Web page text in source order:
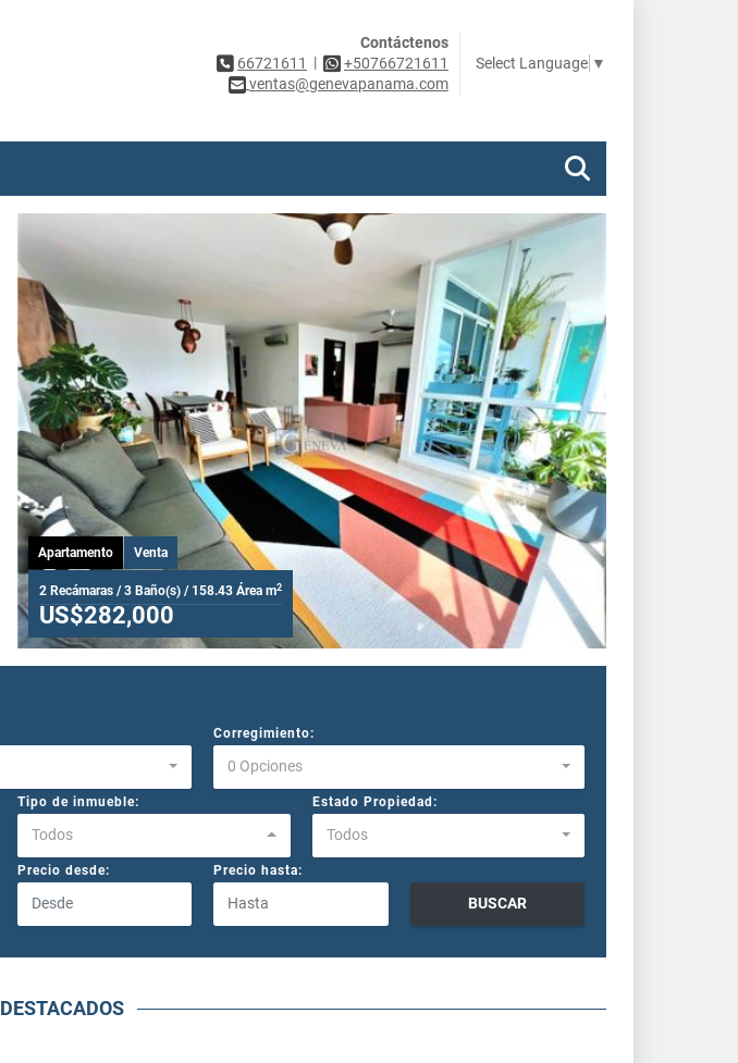
Contáctenos
66721611
|
+50766721611
ventas@genevapanama.com
Select Language ▼
Apartamento Venta
2 Recámaras / 3 Baño(s) / 158.43 Área m2
US$282,000
Corregimiento:
0 Opciones
Tipo de inmueble:
Todos
Estado Propiedad:
Todos
Precio desde: Precio hasta:
BUSCAR
DESTACADOS